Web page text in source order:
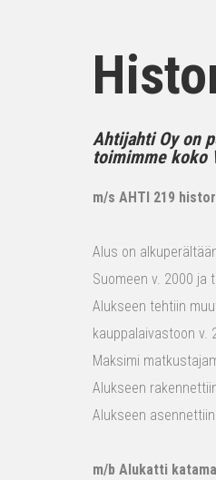
Ahtijahti Oy on
toimimme koko
m/s AHTI 219
Alus on
Suomeen v. 2000 ja
Alukseen tehtiin
kauppalaivastoon v.
Maksimi
Alukseen
Alukseen
m/b Alukatti